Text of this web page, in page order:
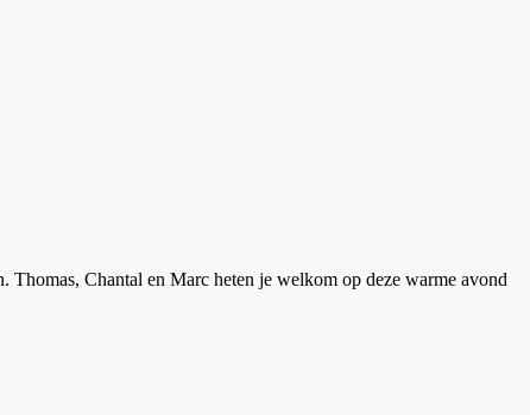
Chantal en Marc heten je welkom op deze warme avond